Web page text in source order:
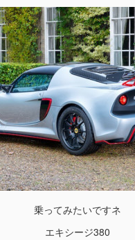
乗ってみたいですネ
エキシージ380